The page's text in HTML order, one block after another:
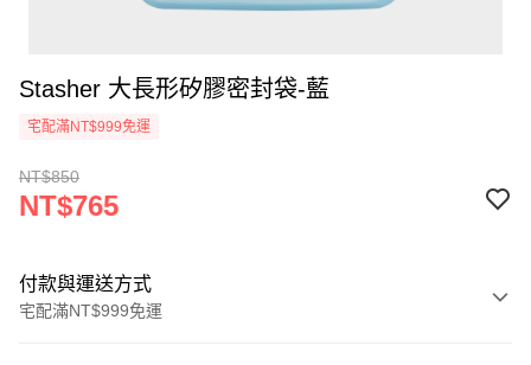
Stasher 大長形矽膠密封袋-藍
宅配滿NT$999免運
NT$850
NT$765
付款與運送方式
宅配滿NT$999免運